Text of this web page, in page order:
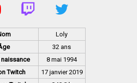
Loly
32 ans
naissance
8 mai 1994
Twitch
17 janvier 2019